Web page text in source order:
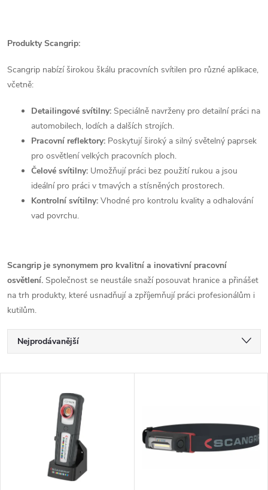
Produkty Scangrip:
Scangrip nabízí širokou škálu pracovních svítilen pro různé aplikace,
včetně:
Detailingové svítilny: Speciálně navrženy pro detailní práci na
automobilech, lodích a dalších strojích.
Pracovní reflektory: Poskytují široký a silný světelný paprsek
pro osvětlení velkých pracovních ploch.
Čelové svítilny: Umožňují práci bez použití rukou a jsou
ideální pro práci v tmavých a stísněných prostorech.
Kontrolní svítilny: Vhodné pro kontrolu kvality a odhalování
vad povrchu.
Scangrip je synonymem pro kvalitní a inovativní pracovní
osvětlení. Společnost se neustále snaží posouvat hranice a přinášet
na trh produkty, které usnadňují a zpříjemňují práci profesionálům i
kutilům.
Ř
a
Nejprodávanější